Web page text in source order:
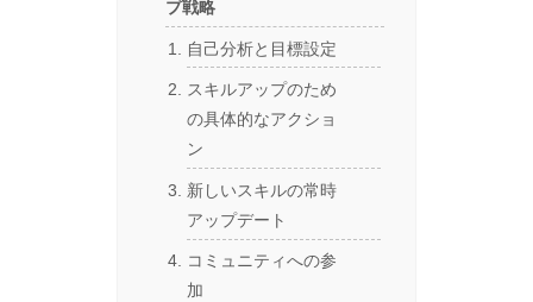
プ戦略
自己分析と目標設定
スキルアップのため
の具体的なアクショ
ン
新しいスキルの常時
アップデート
コミュニティへの参
加